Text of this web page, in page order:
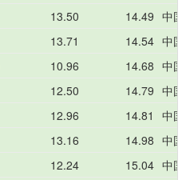
13.50 14.49 中国
13.71 14.54 中国
10.96 14.68 中国
12.50 14.79 中国
12.96 14.81
中国
13.16 14.98 中国
12.24 15.04 中国